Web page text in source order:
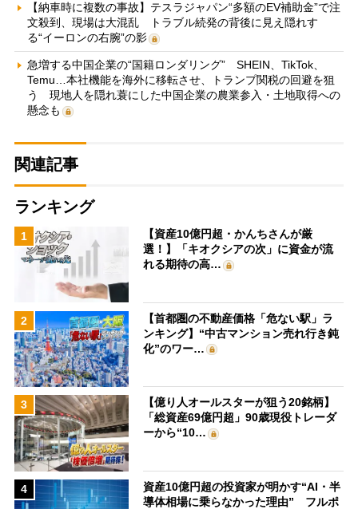
【納車時に複数の事故】テスラジャパン“多額のEV補助金”で注
文殺到、現場は大混乱 トラブル続発の背後に見え隠れす
る“イーロンの右腕”の影
急増する中国企業の“国籍ロンダリング” SHEIN、TikTok、
Temu…本社機能を海外に移転させ、トランプ関税の回避を狙
う 現地人を隠れ蓑にした中国企業の農業参入・土地取得への
懸念も
関連記事
ランキング
1
【資産10億円超・かんちさんが厳
選！】「キオクシアの次」に資金が流
れる期待の高…
2
【首都圏の不動産価格「危ない駅」ラ
ンキング】“中古マンション売れ行き鈍
化”のワー…
3
【億り人オールスターが狙う20銘柄】
「総資産69億円超」90歳現役トレーダ
ーから“10…
4
資産10億円超の投資家が明かす“AI・半
導体相場に乗らなかった理由” フルポ